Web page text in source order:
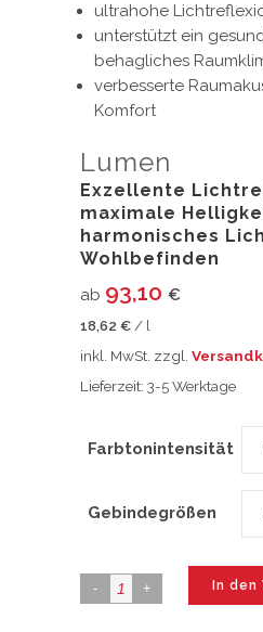
ultrahohe
unterstützt ein
behagliches
verbesserte
Komfort
Lumen
Exzellente
maximale
harmonisches
Wohlbefinden
ab 93,10 €
18,62 € / l
inkl. MwSt. zzgl.
Lieferzeit: 3-5 Werktage
Farbtonintensität
Gebindegrößen
In den